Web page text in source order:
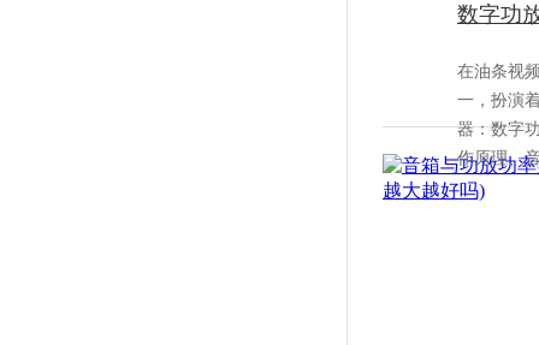
数字功
在油条视
一，扮
器：数字
作原理